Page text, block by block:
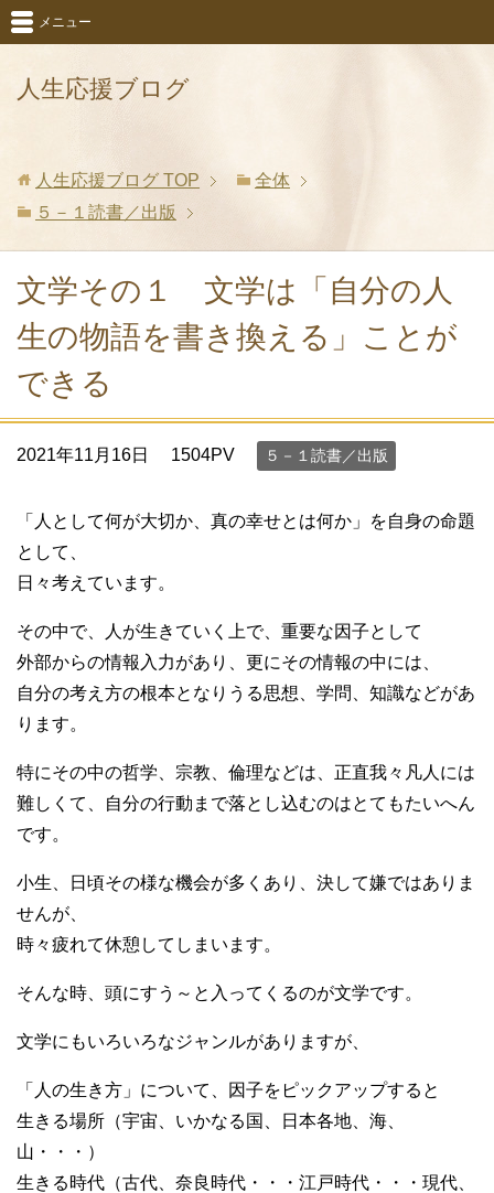
人生応援ブログ
メニュー
人生応援ブログ TOP
全体
５－１読書／出版
文学その１ 文学は「自分の人
生の物語を書き換える」ことが
できる
2021年11月16日 1504PV ５－１読書／出版
「人として何が大切か、真の幸せとは何か」を自身の命題
として、
日々考えています。
その中で、人が生きていく上で、重要な因子として
外部からの情報入力があり、更にその情報の中には、
自分の考え方の根本となりうる思想、学問、知識などがあ
ります。
特にその中の哲学、宗教、倫理などは、正直我々凡人には
難しくて、自分の行動まで落とし込むのはとてもたいへん
です。
小生、日頃その様な機会が多くあり、決して嫌ではありま
せんが、
時々疲れて休憩してしまいます。
そんな時、頭にすう～と入ってくるのが文学です。
文学にもいろいろなジャンルがありますが、
「人の生き方」について、因子をピックアップすると
生きる場所（宇宙、いかなる国、日本各地、海、
山・・・）
生きる時代（古代、奈良時代・・・江戸時代・・・現代、